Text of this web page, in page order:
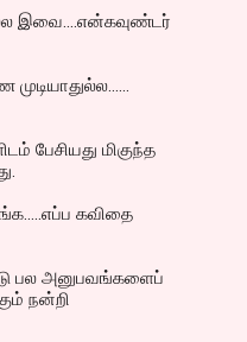
இவை....என்கவுண்டர்
பேசியது மிகுந்த
கவிதை
பல அனுபவங்களைப்
நன்றி